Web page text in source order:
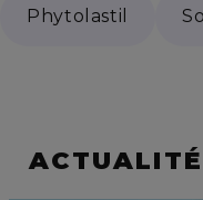
Phytolastil